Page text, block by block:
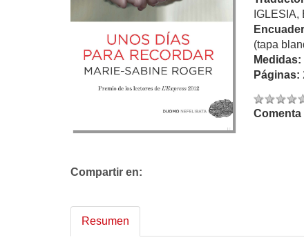
IGLESIA,
(tapa
Medidas:
Páginas:
Compartir en:
Resumen